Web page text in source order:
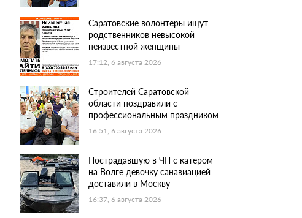
Саратовские волонтеры ищут
родственников невысокой
неизвестной женщины
17:12, 6 августа 2026
Строителей Саратовской
области поздравили с
профессиональным праздником
16:51, 6 августа 2026
Пострадавшую в ЧП с катером
на Волге девочку санавиацией
доставили в Москву
16:37, 6 августа 2026